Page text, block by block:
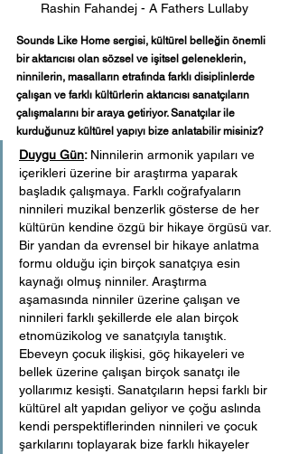
Rashin Fahandej - A Fathers Lullaby
Sounds Like Home sergisi, kültürel belleğin önemli
bir aktarıcısı olan sözsel ve işitsel geleneklerin,
ninnilerin, masalların etrafında farklı disiplinlerde
çalışan ve farklı kültürlerin aktarıcısı sanatçıların
çalışmalarını bir araya getiriyor. Sanatçılar ile
kurduğunuz kültürel yapıyı bize anlatabilir misiniz?
Duygu Gün: Ninnilerin armonik yapıları ve
içerikleri üzerine bir araştırma yaparak
başladık çalışmaya. Farklı coğrafyaların
ninnileri muzikal benzerlik gösterse de her
kültürün kendine özgü bir hikaye örgüsü var.
Bir yandan da evrensel bir hikaye anlatma
formu olduğu için birçok sanatçıya esin
kaynağı olmuş ninniler. Araştırma
aşamasında ninniler üzerine çalışan ve
ninnileri farklı şekillerde ele alan birçok
etnomüzikolog ve sanatçıyla tanıştık.
Ebeveyn çocuk ilişkisi, göç hikayeleri ve
bellek üzerine çalışan birçok sanatçı ile
yollarımız kesişti. Sanatçıların hepsi farklı bir
kültürel alt yapıdan geliyor ve çoğu aslında
kendi perspektiflerinden ninnileri ve çocuk
şarkılarını toplayarak bize farklı hikayeler